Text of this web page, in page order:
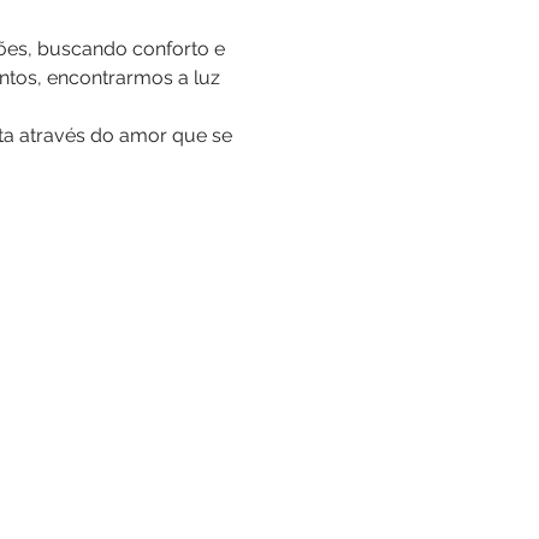
buscando conforto e
encontrarmos a luz
através do amor que se